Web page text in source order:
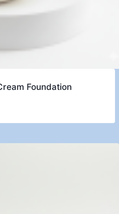
Foundation